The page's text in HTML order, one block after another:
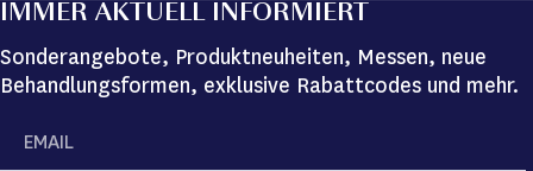
IMMER AKTUELL INFORMIERT
Sonderangebote, Produktneuheiten, Messen, neue
Behandlungsformen, exklusive Rabattcodes und mehr.